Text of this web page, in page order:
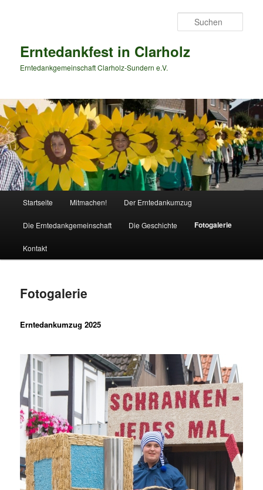
Erntedankfest in Clarholz
Erntedankgemeinschaft Clarholz-Sundern e.V.
Startseite Mitmachen! Der Erntedankumzug
Die Erntedankgemeinschaft Die Geschichte Fotogalerie
Kontakt
Fotogalerie
Erntedankumzug 2025